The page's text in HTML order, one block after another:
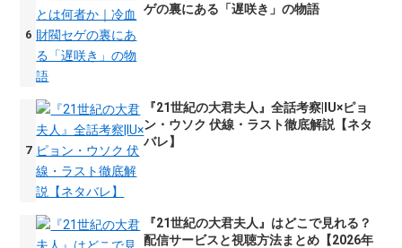
ゲの裏にある「遅咲き」の物語
『21世紀の大君夫人』全話考察|IU×ピョ
ン・ウソク 伏線・ラスト徹底解説【ネタ
バレ】
『21世紀の大君夫人』はどこで見れる？
配信サービスと視聴方法まとめ【2026年